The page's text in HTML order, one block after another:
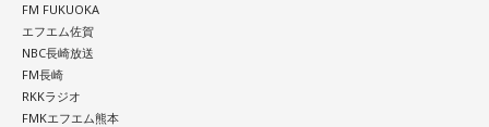
FM FUKUOKA
エフエム佐賀
NBC長崎放送
FM長崎
RKKラジオ
FMKエフエム熊本